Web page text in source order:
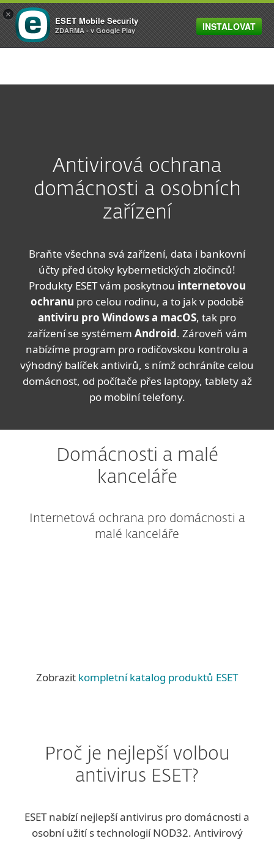
MENU
Antivirová ochrana
domácnosti a osobních
zařízení
Braňte všechna svá zařízení, data i bankovní
účty před útoky kybernetických zločinců!
Produkty ESET vám poskytnou internetovou
ochranu pro celou rodinu, a to jak v podobě
antiviru pro Windows a macOS, tak pro
zařízení se systémem Android. Zároveň vám
nabízíme program pro rodičovskou kontrolu a
výhodný balíček antivirů, s nímž ochráníte celou
domácnost, od počítače přes laptopy, tablety až
po mobilní telefony.
Domácnosti a malé
kanceláře
Internetová ochrana pro domácnosti a
malé kanceláře
Zobrazit kompletní katalog produktů ESET
Proč je nejlepší volbou
antivirus ESET?
ESET nabízí nejlepší antivirus pro domácnosti a
osobní užití s technologií NOD32. Antivirový
×
ESET Mobile Security
ZDARMA - v Google Play INSTALOVAT